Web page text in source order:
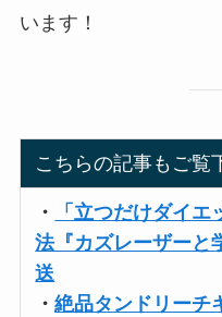
います！
こちらの記事もご覧
・
「立つだけダイ
法『カズレーザーと
送
・絶品タンドリーチ